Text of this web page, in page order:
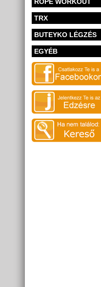
TRX
BUTEYKO LÉGZÉS
EGYÉB